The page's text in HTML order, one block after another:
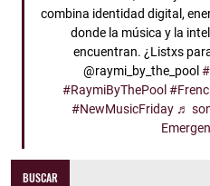
combina identidad digital,
donde la música y la
encuentran. ¿Listxs
@raymi_by_the_pool
#RaymiByThePool
#NewMusicFriday ♬
BUSCAR